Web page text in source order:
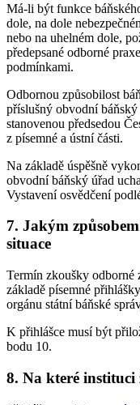
Má-li být funkce
dole, na dole
nebo na uhelném dole,
předepsané odborné
podmínkami.
Odbornou způsobilost
příslušný obvodní
stanovenou předsedou
z písemné a ústní části.
Na základě úspěšně
obvodní báňský úřad
Vystavení osvědčení
7. Jakým
situace
Termín zkoušky odborné
základě písemné
orgánu státní báňské
K přihlášce musí být
bodu 10.
8. Na které